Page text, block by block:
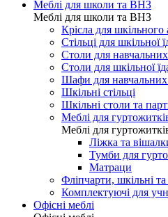
Меблі для школи та ВНЗ
Меблі для школи та ВНЗ
Крісла для шкільного
Стільці для шкільної
Столи для навчальних
Столи для шкільної
Шафи для навчальних
Шкільні стільці
Шкільні столи та
Меблі для
Меблі для
Ліжка та
Тумби для
Матраци
Фліпчарти, шкільні
Комплектуючі для
Офісні меблі